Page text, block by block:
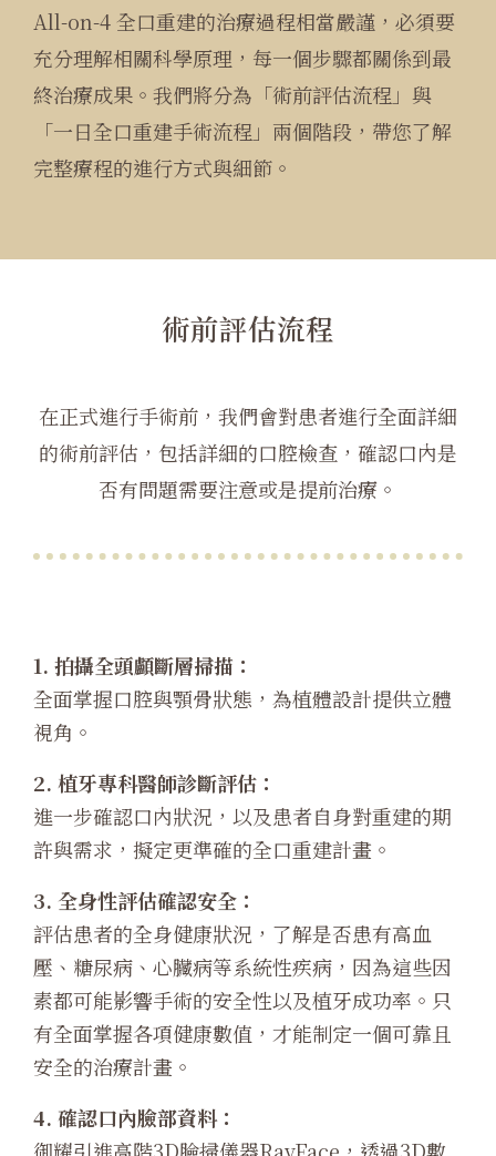
All-on-4 全口重建的治療過程相當嚴謹，必須要
充分理解相關科學原理，每一個步驟都關係到最
終治療成果。我們將分為「術前評估流程」與
「一日全口重建手術流程」兩個階段，帶您了解
完整療程的進行方式與細節。
術前評估流程
在正式進行手術前，我們會對患者進行全面詳細
的術前評估，包括詳細的口腔檢查，確認口內是
否有問題需要注意或是提前治療。
1. 拍攝全頭顱斷層掃描：
全面掌握口腔與顎骨狀態，為植體設計提供立體
視角。
2. 植牙專科醫師診斷評估：
進一步確認口內狀況，以及患者自身對重建的期
許與需求，擬定更準確的全口重建計畫。
3. 全身性評估確認安全：
評估患者的全身健康狀況，了解是否患有高血
壓、糖尿病、心臟病等系統性疾病，因為這些因
素都可能影響手術的安全性以及植牙成功率。只
有全面掌握各項健康數值，才能制定一個可靠且
安全的治療計畫。
4. 確認口內臉部資料：